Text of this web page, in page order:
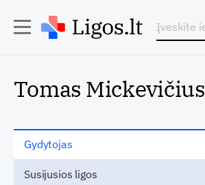
Tomas Mickevičius
Gydytojas
Susijusios ligos